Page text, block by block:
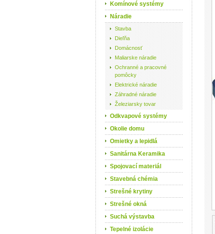
Komínové systémy
Náradie
Stavba
Dieľňa
Domácnosť
Maliarske náradie
Ochranné a pracovné
pomôcky
Elektrické náradie
Záhradné náradie
Železiarsky tovar
Odkvapové systémy
Okolie domu
Omietky a lepidlá
Sanitárna Keramika
Spojovací materiál
Stavebná chémia
Strešné krytiny
Strešné okná
Suchá výstavba
Tepelné izolácie